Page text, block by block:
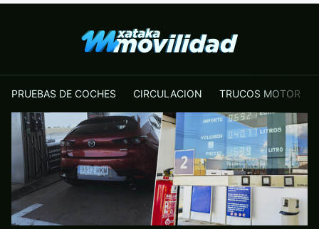
PRUEBAS DE COCHES CIRCULACION TRUCOS MOTOR